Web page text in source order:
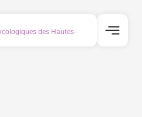
des Hautes-